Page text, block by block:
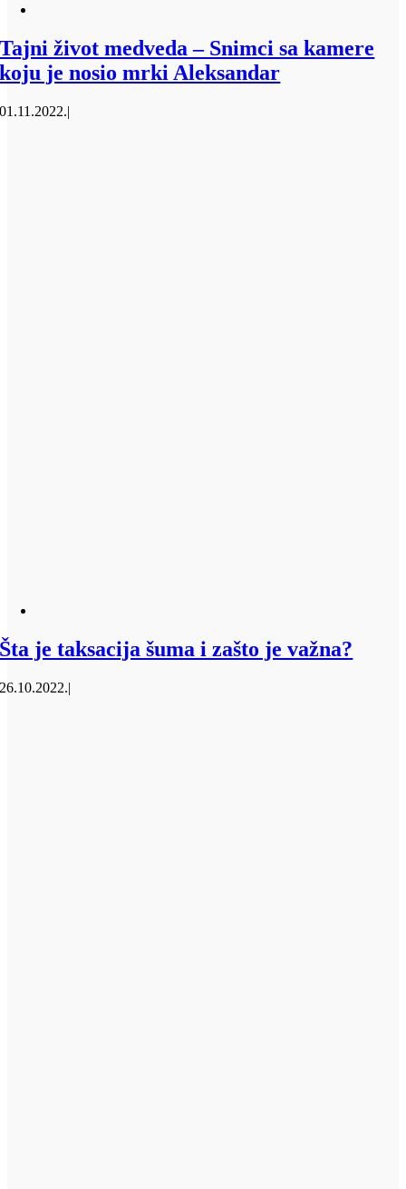
Tajni život medveda – Snimci sa kamere
koju je nosio mrki Aleksandar
01.11.2022.|
Šta je taksacija šuma i zašto je važna?
26.10.2022.|